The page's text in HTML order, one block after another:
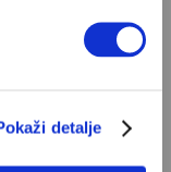
detalje